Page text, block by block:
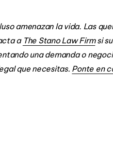
Espalda
amenazan la vida. Las
a The Stano Law Firmsi
una demanda o
que necesitas. Ponte en